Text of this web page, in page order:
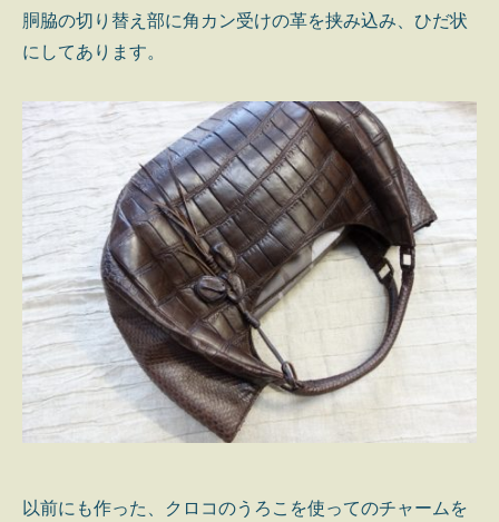
胴脇の切り替え部に角カン受けの革を挟み込み、ひだ状
にしてあります。
以前にも作った、クロコのうろこを使ってのチャームを